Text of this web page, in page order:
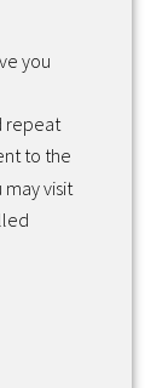
– All
you
repeat
to the
may visit